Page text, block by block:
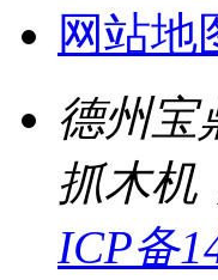
网站地
德州宝
抓木机
ICP备